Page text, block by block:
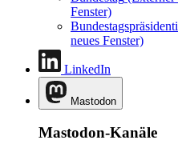
Fenster)
neues Fenster)
LinkedIn
Mastodon
Mastodon-Kanäle